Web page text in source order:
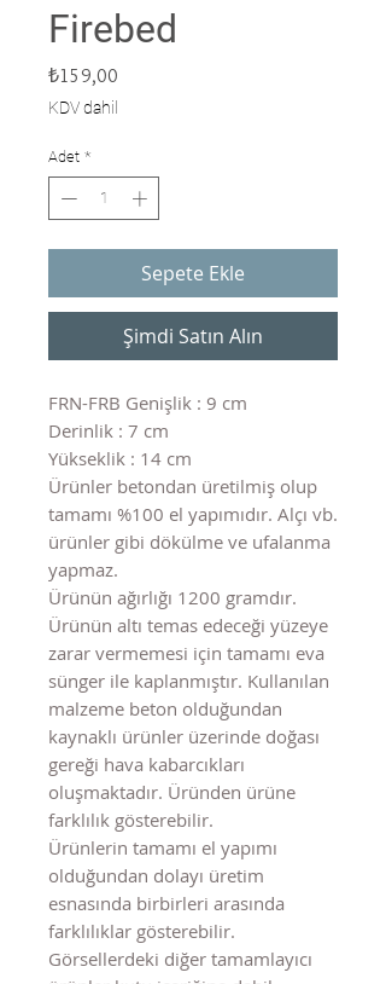
Firebed
₺159,00
KDV dahil
Adet *
Sepete Ekle
Şimdi Satın Alın
FRN-FRB Genişlik : 9 cm
Derinlik : 7 cm
Yükseklik : 14 cm
Ürünler betondan üretilmiş olup
tamamı %100 el yapımıdır. Alçı vb.
ürünler gibi dökülme ve ufalanma
yapmaz.
Ürünün ağırlığı 1200 gramdır.
Ürünün altı temas edeceği yüzeye
zarar vermemesi için tamamı eva
sünger ile kaplanmıştır. Kullanılan
malzeme beton olduğundan
kaynaklı ürünler üzerinde doğası
gereği hava kabarcıkları
oluşmaktadır. Üründen ürüne
farklılık gösterebilir.
Ürünlerin tamamı el yapımı
olduğundan dolayı üretim
esnasında birbirleri arasında
farklılıklar gösterebilir.
Görsellerdeki diğer tamamlayıcı